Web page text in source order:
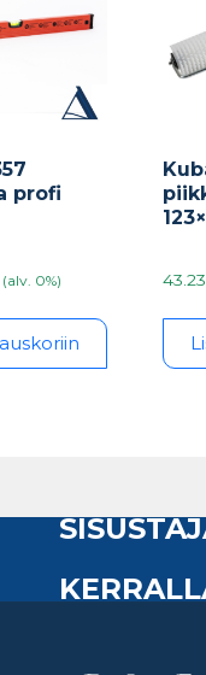
profi
(alv. 0%)